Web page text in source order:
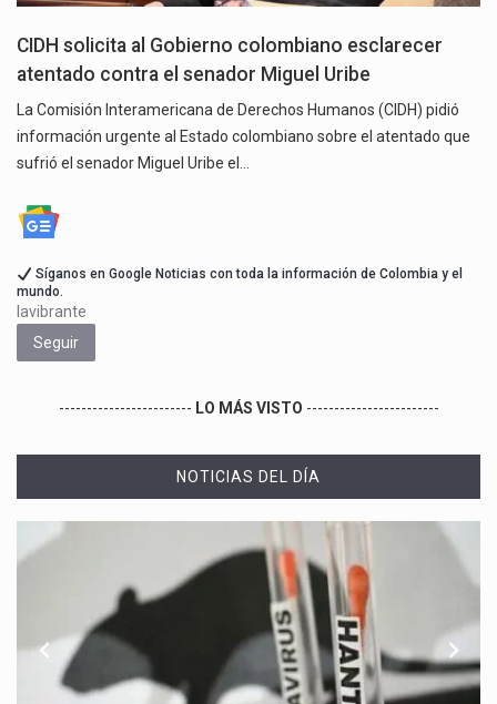
CIDH solicita al Gobierno colombiano esclarecer
atentado contra el senador Miguel Uribe
La Comisión Interamericana de Derechos Humanos (CIDH) pidió
información urgente al Estado colombiano sobre el atentado que
sufrió el senador Miguel Uribe el…
Síganos en Google Noticias con toda la información de Colombia y el
mundo.
lavibrante
Seguir
------------------------ LO MÁS VISTO ------------------------
NOTICIAS DEL DÍA